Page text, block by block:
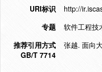
URI标识
http://
专题
软件工程技
推荐引用方式
GB/T 7714
张越. 面向